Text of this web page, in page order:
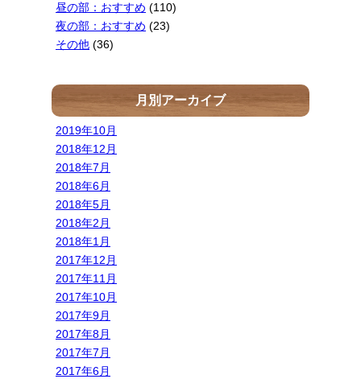
昼の部：おすすめ (110)
夜の部：おすすめ (23)
その他 (36)
月別アーカイブ
2019年10月
2018年12月
2018年7月
2018年6月
2018年5月
2018年2月
2018年1月
2017年12月
2017年11月
2017年10月
2017年9月
2017年8月
2017年7月
2017年6月